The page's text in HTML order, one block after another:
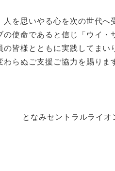
人を思いやる心を次の世代へ
の使命であると信じ「ウイ・
の皆様とともに実践してまい
わらぬご支援ご協力を賜りま
となみセントラルラ